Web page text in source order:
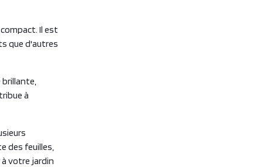
Il est
que d'autres
à
des feuilles,
votre jardin